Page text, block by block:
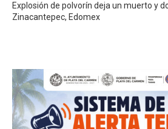
Explosión de polvorín deja un muerto y
Zinacantepec, Edomex